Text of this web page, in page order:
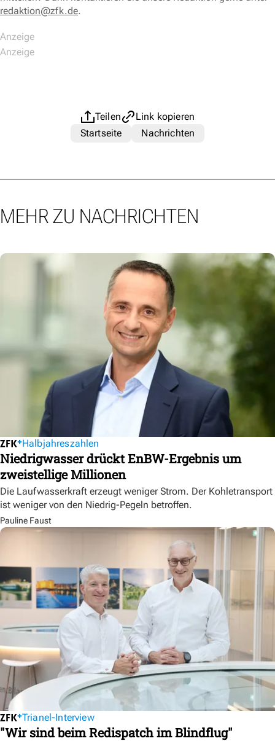
redaktion@zfk.de.
Teilen
Link kopieren
Startseite
Nachrichten
MEHR ZU NACHRICHTEN
Halbjahreszahlen
Niedrigwasser drückt EnBW-Ergebnis um
zweistellige Millionen
Die Laufwasserkraft erzeugt weniger Strom. Der Kohletransport
ist weniger von den Niedrig-Pegeln betroffen.
Pauline Faust
Trianel-Interview
"Wir sind beim Redispatch im Blindflug"